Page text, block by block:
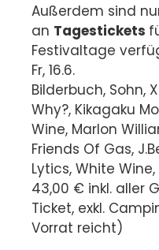
Außerdem sind
an Tagestickets
Festivaltage
Fr, 16.6.
Bilderbuch, Sohn,
Why?, Kikagaku
Wine, Marlon
Friends Of Gas,
Lytics, White Wine,
43,00 € inkl. aller
Ticket, exkl.
Vorrat reicht)